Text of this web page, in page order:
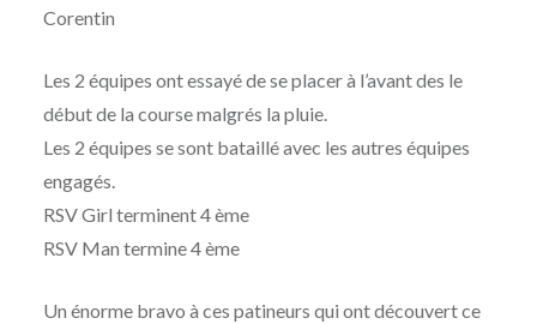
Corentin
Les 2 équipes ont essayé de se placer à l’avant des le
début de la course malgrés la pluie.
Les 2 équipes se sont bataillé avec les autres équipes
engagés.
RSV Girl terminent 4 ème
RSV Man termine 4 ème
Un énorme bravo à ces patineurs qui ont découvert ce